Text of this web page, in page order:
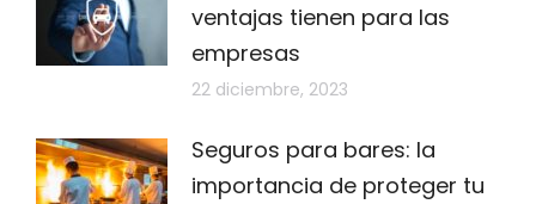
ventajas tienen para las
empresas
22 diciembre, 2023
Seguros para bares: la
importancia de proteger tu